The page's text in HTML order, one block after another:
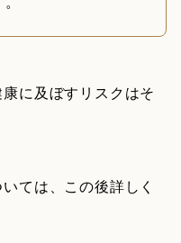
に及ぼすリスクはそ
ては、この後詳しく